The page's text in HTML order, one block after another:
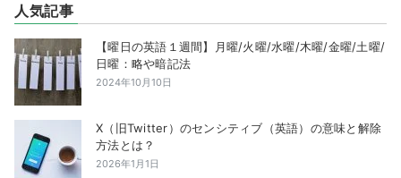
人気記事
【曜日の英語１週間】月曜/火曜/水曜/木曜/金曜/土曜/
日曜：略や暗記法
2024年10月10日
X（旧Twitter）のセンシティブ（英語）の意味と解除
方法とは？
2026年1月1日